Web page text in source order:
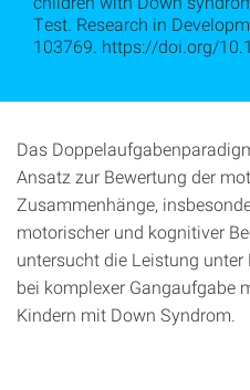
Test. Research in
103769. https://doi.org/
Das
Ansatz zur Bewertung der
Zusammenhänge,
motorischer und kognitiver
untersucht die Leistung
bei komplexer Gangaufgabe
Kindern mit Down Syndrom.